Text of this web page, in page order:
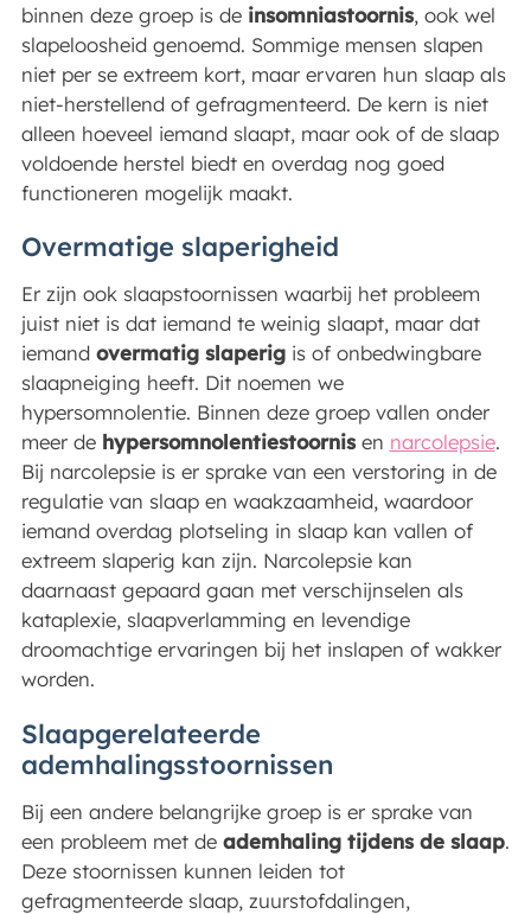
binnen deze groep is de insomniastoornis, ook wel
slapeloosheid genoemd. Sommige mensen slapen
niet per se extreem kort, maar ervaren hun slaap als
niet-herstellend of gefragmenteerd. De kern is niet
alleen hoeveel iemand slaapt, maar ook of de slaap
voldoende herstel biedt en overdag nog goed
functioneren mogelijk maakt.
Overmatige slaperigheid
Er zijn ook slaapstoornissen waarbij het probleem
juist niet is dat iemand te weinig slaapt, maar dat
iemand overmatig slaperigis of onbedwingbare
slaapneiging heeft. Dit noemen we
hypersomnolentie. Binnen deze groep vallen onder
meer de hypersomnolentiestoornisen narcolepsie.
Bij narcolepsie is er sprake van een verstoring in de
regulatie van slaap en waakzaamheid, waardoor
iemand overdag plotseling in slaap kan vallen of
extreem slaperig kan zijn. Narcolepsie kan
daarnaast gepaard gaan met verschijnselen als
kataplexie, slaapverlamming en levendige
droomachtige ervaringen bij het inslapen of wakker
worden.
Slaapgerelateerde
ademhalingsstoornissen
Bij een andere belangrijke groep is er sprake van
een probleem met de ademhaling tijdens de slaap.
Deze stoornissen kunnen leiden tot
gefragmenteerde slaap, zuurstofdalingen,